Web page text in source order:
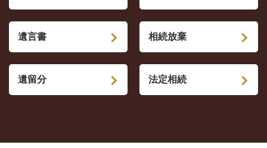
遺言書 相続放棄
遺留分 法定相続